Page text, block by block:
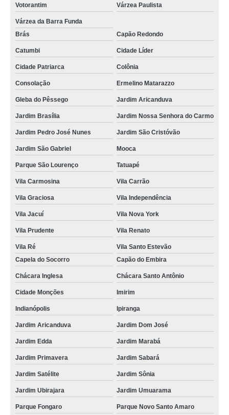
Votorantim Várzea Paulista
Várzea da Barra Funda
Brás
Capão Redondo
Catumbi Cidade Líder
Cidade Patriarca Colônia
Consolação Ermelino Matarazzo
Gleba do Pêssego Jardim Aricanduva
Jardim Brasília Jardim Nossa Senhora do Carmo
Jardim Pedro José Nunes Jardim São Cristóvão
Jardim São Gabriel Mooca
Parque São Lourenço Tatuapé
Vila Carmosina Vila Carrão
Vila Graciosa Vila Independência
Vila Jacuí Vila Nova York
Vila Prudente Vila Renato
Vila Ré
Vila Santo Estevão
Capela do Socorro
Capão do Embira
Chácara Inglesa Chácara Santo Antônio
Cidade Monções Imirim
Indianópolis Ipiranga
Jardim Aricanduva Jardim Dom José
Jardim Edda Jardim Marabá
Jardim Primavera Jardim Sabará
Jardim Satélite Jardim Sônia
Jardim Ubirajara Jardim Umuarama
Parque Fongaro Parque Novo Santo Amaro